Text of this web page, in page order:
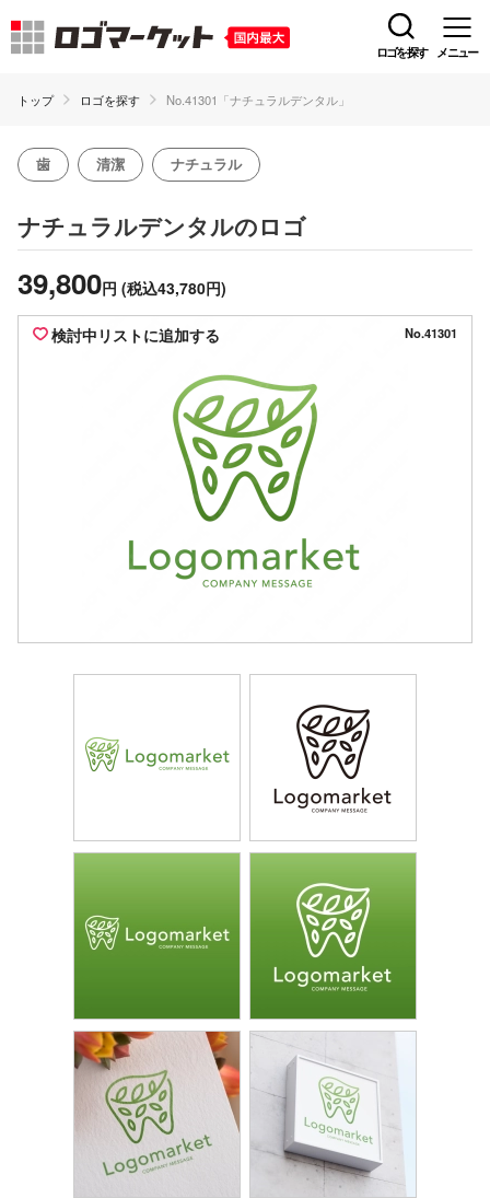
ロゴを探す メニュー
トップ ロゴを探す No.41301「ナチュラルデンタル」
歯 清潔 ナチュラル
ナチュラルデンタルのロゴ
39,800円 (税込43,780円)
検討中リストに追加する No.41301